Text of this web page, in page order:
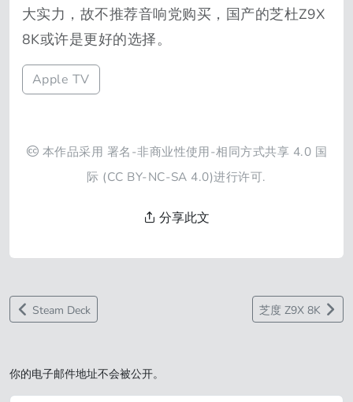
大实力，故不推荐音响党购买，国产的芝杜Z9X
8K或许是更好的选择。
Apple TV
本作品采用 署名-非商业性使用-相同方式共享 4.0 国
际 (CC BY-NC-SA 4.0)进行许可.
分享此文
Steam Deck 芝度 Z9X 8K
你的电子邮件地址不会被公开。